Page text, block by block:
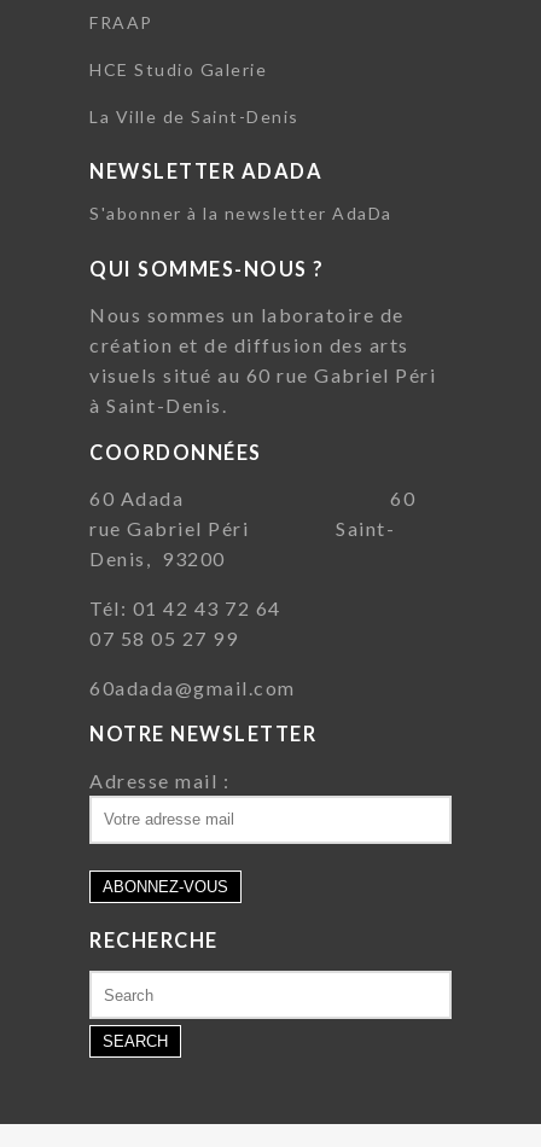
FRAAP
HCE Studio Galerie
La Ville de Saint-Denis
NEWSLETTER ADADA
S'abonner à la newsletter AdaDa
QUI SOMMES-NOUS ?
Nous sommes un laboratoire de
création et de diffusion des arts
visuels situé au 60 rue Gabriel Péri
à Saint-Denis.
COORDONNÉES
60 Adada 60
rue Gabriel Péri Saint-
Denis, 93200
Tél: 01 42 43 72 64
07 58 05 27 99
60adada@gmail.com
NOTRE NEWSLETTER
Adresse mail :
RECHERCHE
for: